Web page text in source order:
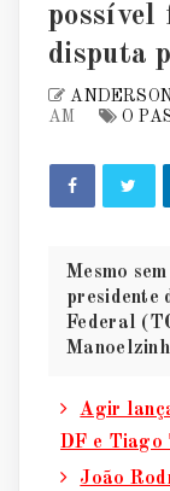
possível
disputa
AM
O
Mesmo
presidente
Federal
Agir
DF e Tiago
João